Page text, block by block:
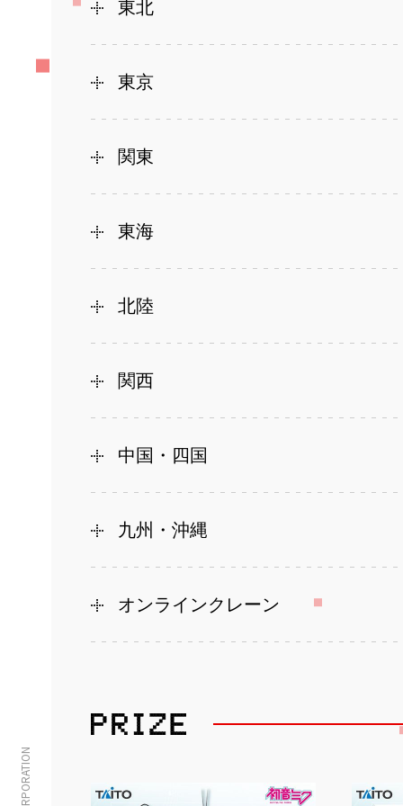
東北
東京
関東
東海
北陸
関西
中国・四国
九州・沖縄
オンラインクレーン